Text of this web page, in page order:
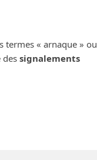
termes « arnaque » ou
des signalements